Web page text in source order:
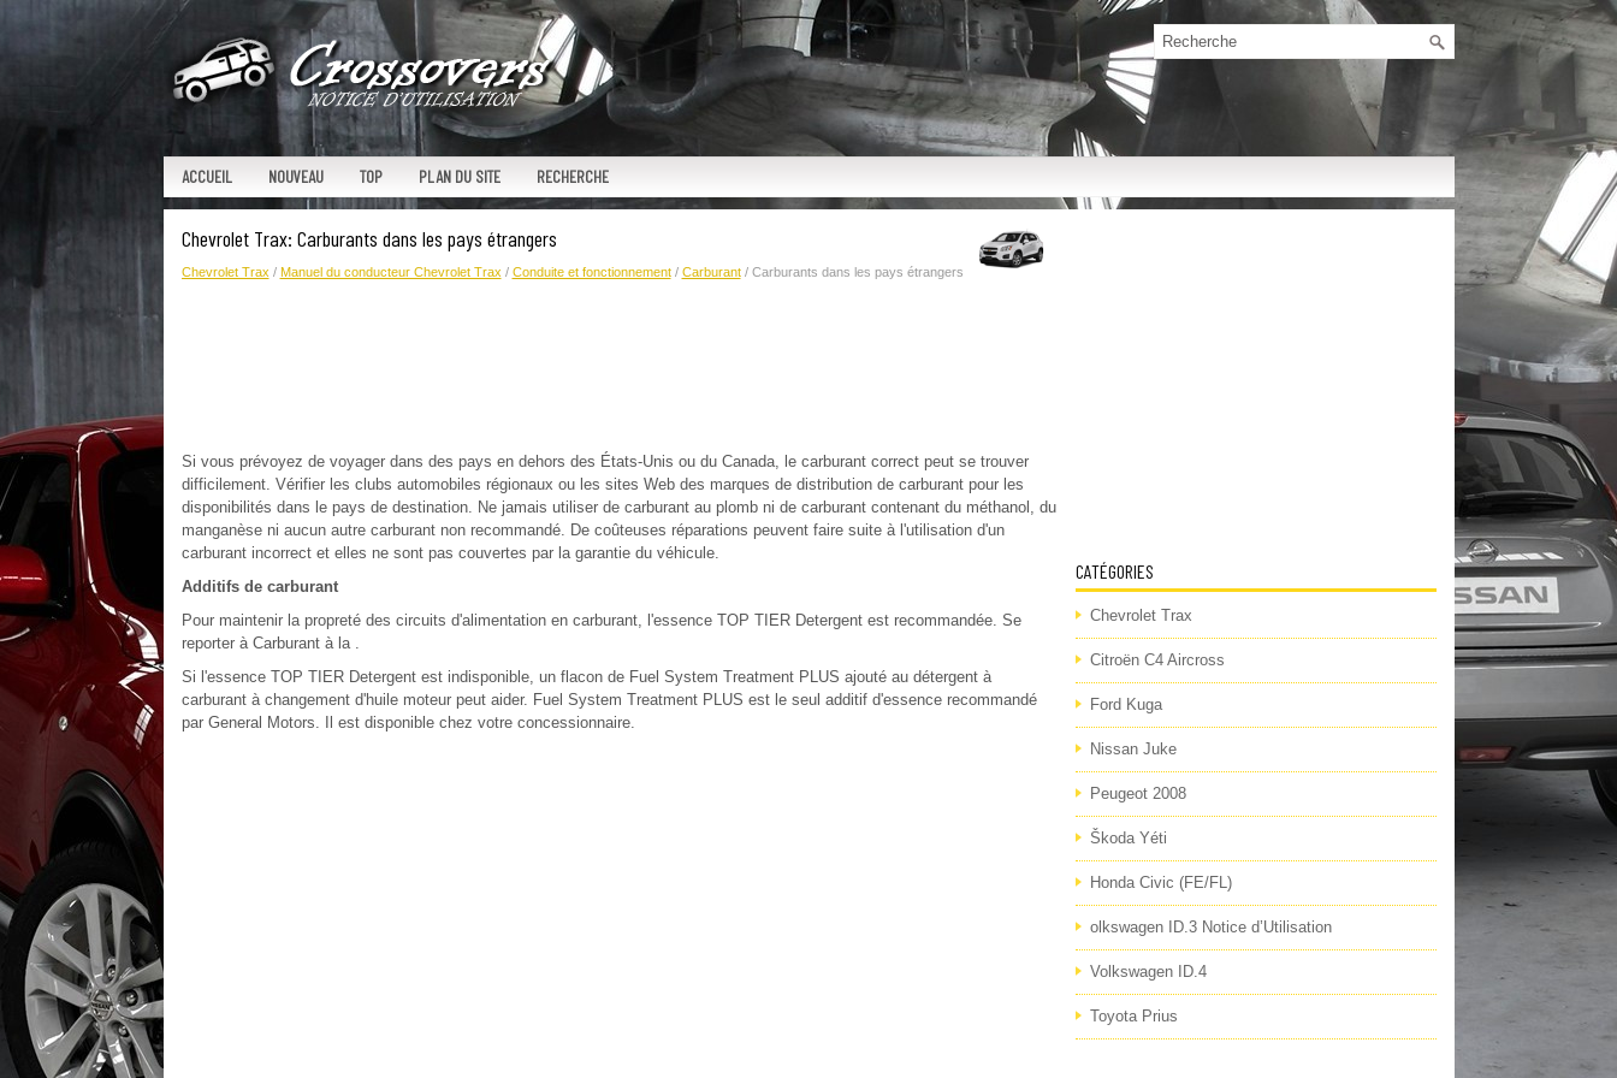
ACCUEIL NOUVEAU TOP PLAN DU SITE RECHERCHE
Chevrolet Trax: Carburants dans les pays étrangers
Chevrolet Trax / Manuel du conducteur Chevrolet Trax / Conduite et fonctionnement/ Carburant/ Carburants dans les pays étrangers
Si vous prévoyez de voyager dans des pays en dehors des États-Unis ou du Canada, le carburant correct peut se trouver
difficilement. Vérifier les clubs automobiles régionaux ou les sites Web des marques de distribution de carburant pour les
disponibilités dans le pays de destination. Ne jamais utiliser de carburant au plomb ni de carburant contenant du méthanol, du
manganèse ni aucun autre carburant non recommandé. De coûteuses réparations peuvent faire suite à l'utilisation d'un
carburant incorrect et elles ne sont pas couvertes par la garantie du véhicule.
Additifs de carburant
Pour maintenir la propreté des circuits d'alimentation en carburant, l'essence TOP TIER Detergent est recommandée. Se
reporter à Carburant à la .
Si l'essence TOP TIER Detergent est indisponible, un flacon de Fuel System Treatment PLUS ajouté au détergent à
carburant à changement d'huile moteur peut aider. Fuel System Treatment PLUS est le seul additif d'essence recommandé
par General Motors. Il est disponible chez votre concessionnaire.
CATÉGORIES
Chevrolet Trax
Citroën C4 Aircross
Ford Kuga
Nissan Juke
Peugeot 2008
Škoda Yéti
Honda Civic (FE/FL)
olkswagen ID.3 Notice d’Utilisation
Volkswagen ID.4
Toyota Prius